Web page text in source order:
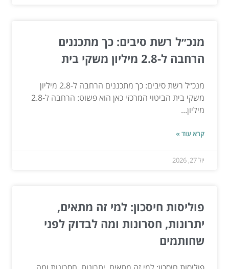
מנכ״ל רשת סיבים: כך מתכננים
הרחבה ל-2.8 מיליון משקי בית
מנכ״ל רשת סיבים: כך מתכננים הרחבה ל-2.8 מיליון
משקי בית הביטוי המרכזי כאן הוא פשוט: הרחבה ל-2.8
מיליון...
קרא עוד »
יול 27, 2026
פוליסות חיסכון: למי זה מתאים,
יתרונות, חסרונות ומה לבדוק לפני
שחותמים